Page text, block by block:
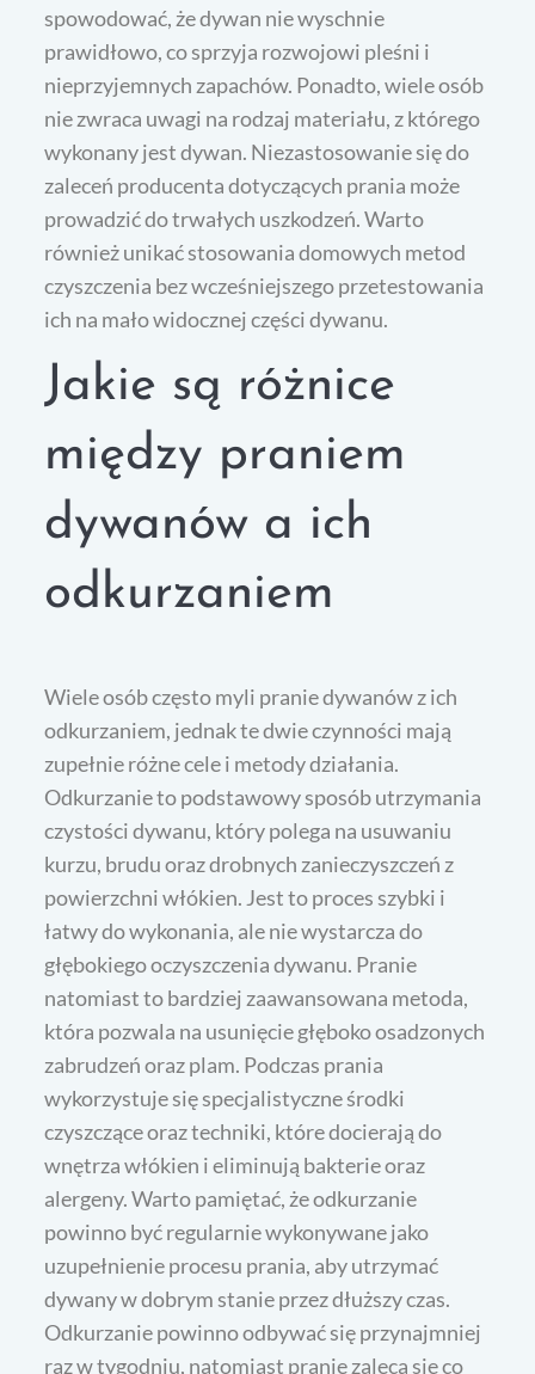
spowodować, że dywan nie wyschnie
prawidłowo, co sprzyja rozwojowi pleśni i
nieprzyjemnych zapachów. Ponadto, wiele osób
nie zwraca uwagi na rodzaj materiału, z którego
wykonany jest dywan. Niezastosowanie się do
zaleceń producenta dotyczących prania może
prowadzić do trwałych uszkodzeń. Warto
również unikać stosowania domowych metod
czyszczenia bez wcześniejszego przetestowania
ich na mało widocznej części dywanu.
Jakie są różnice
między praniem
dywanów a ich
odkurzaniem
Wiele osób często myli pranie dywanów z ich
odkurzaniem, jednak te dwie czynności mają
zupełnie różne cele i metody działania.
Odkurzanie to podstawowy sposób utrzymania
czystości dywanu, który polega na usuwaniu
kurzu, brudu oraz drobnych zanieczyszczeń z
powierzchni włókien. Jest to proces szybki i
łatwy do wykonania, ale nie wystarcza do
głębokiego oczyszczenia dywanu. Pranie
natomiast to bardziej zaawansowana metoda,
która pozwala na usunięcie głęboko osadzonych
zabrudzeń oraz plam. Podczas prania
wykorzystuje się specjalistyczne środki
czyszczące oraz techniki, które docierają do
wnętrza włókien i eliminują bakterie oraz
alergeny. Warto pamiętać, że odkurzanie
powinno być regularnie wykonywane jako
uzupełnienie procesu prania, aby utrzymać
dywany w dobrym stanie przez dłuższy czas.
Odkurzanie powinno odbywać się przynajmniej
raz w tygodniu, natomiast pranie zaleca się co